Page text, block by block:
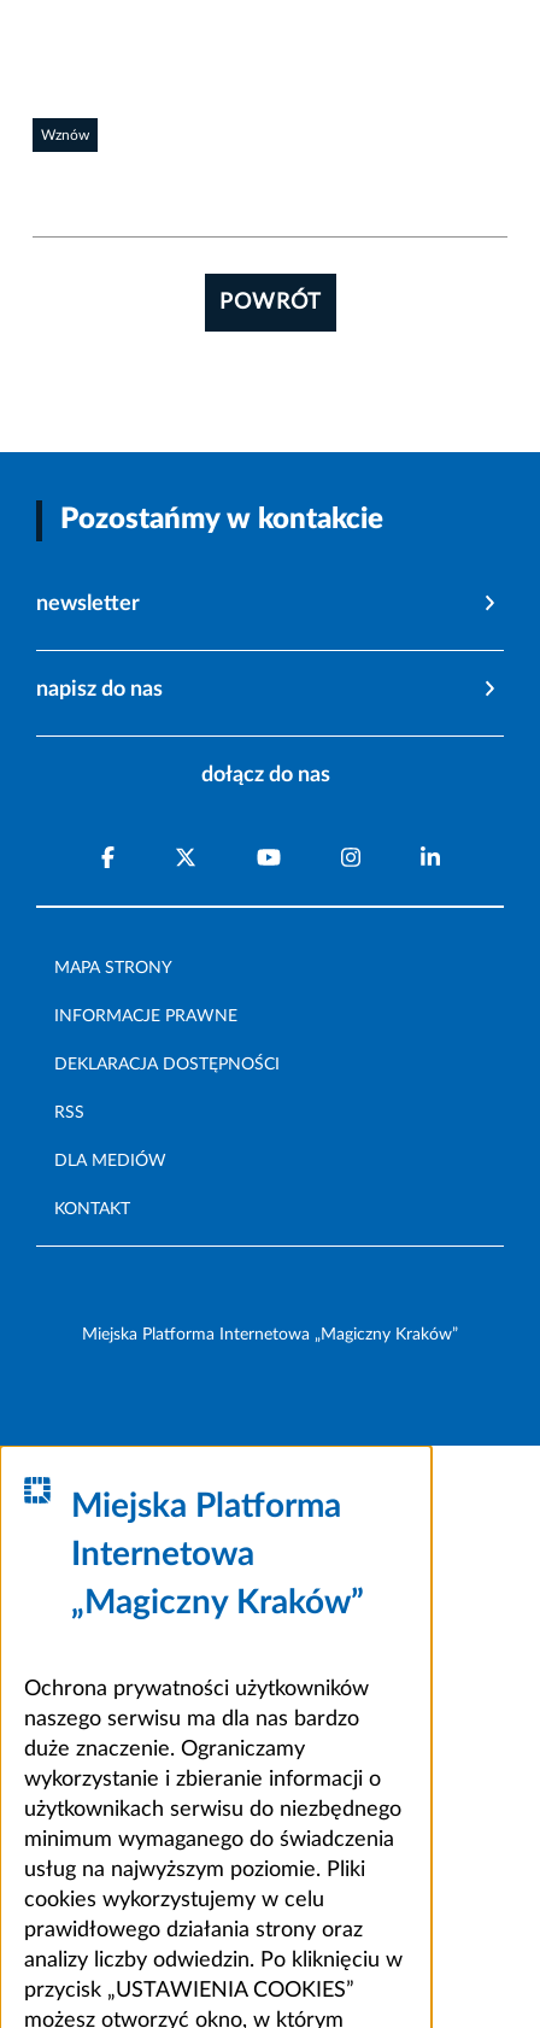
Wznów
POWRÓT
Pozostańmy w kontakcie
newsletter
napisz do nas
dołącz do nas
MAPA STRONY
INFORMACJE PRAWNE
DEKLARACJA DOSTĘPNOŚCI
RSS
DLA MEDIÓW
KONTAKT
Miejska Platforma Internetowa „Magiczny Kraków”
Miejska Platforma
Internetowa
„Magiczny Kraków”
Ochrona prywatności użytkowników
naszego serwisu ma dla nas bardzo
duże znaczenie. Ograniczamy
wykorzystanie i zbieranie informacji o
użytkownikach serwisu do niezbędnego
minimum wymaganego do świadczenia
usług na najwyższym poziomie. Pliki
cookies wykorzystujemy w celu
prawidłowego działania strony oraz
analizy liczby odwiedzin. Po kliknięciu w
przycisk „USTAWIENIA COOKIES”
możesz otworzyć okno, w którym